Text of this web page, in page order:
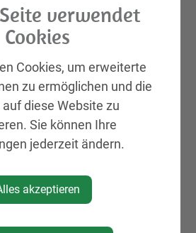
verwendet
Cookies
Cookies, um erweiterte
zu ermöglichen und die
diese Website zu
Sie können Ihre
jederzeit ändern.
akzeptieren